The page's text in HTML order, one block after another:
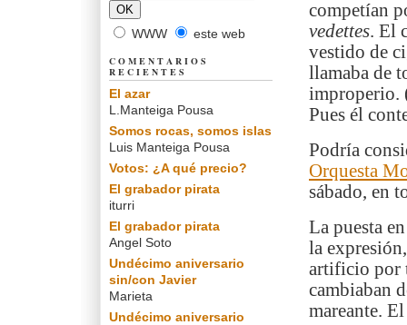
competían
vedettes. El
vestido de
llamaba de
improperio.
Pues él
Podría
Orquesta
sábado, en
La puesta
la
artificio por
cambiaban
mareante.
WWW este web
COMENTARIOS
RECIENTES
El azar
L.Manteiga Pousa
Somos rocas, somos islas
Luis Manteiga Pousa
Votos: ¿A qué precio?
El grabador pirata
iturri
El grabador pirata
Angel Soto
Undécimo aniversario
sin/con Javier
Marieta
Undécimo aniversario